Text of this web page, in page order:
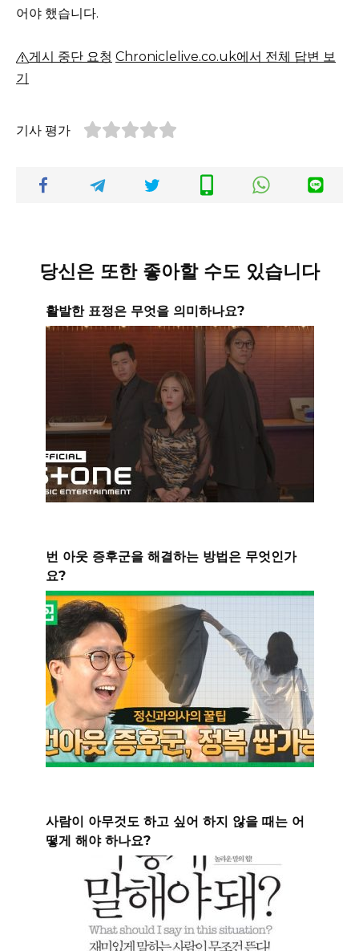
어야 했습니다.
게시 중단 요청 Chroniclelive.co.uk에서 전체 답변 보
기
기사 평가
당신은 또한 좋아할 수도 있습니다
활발한 표정은 무엇을 의미하나요?
번 아웃 증후군을 해결하는 방법은 무엇인가
요?
사람이 아무것도 하고 싶어 하지 않을 때는 어
떻게 해야 하나요?